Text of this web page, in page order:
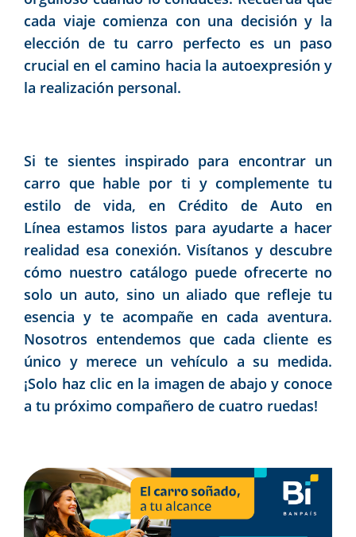
cada viaje comienza con una decisión y la
elección de tu carro perfecto es un paso
crucial en el camino hacia la autoexpresión y
la realización personal.
Si te sientes inspirado para encontrar un
carro que hable por ti y complemente tu
estilo de vida, en Crédito de Auto en
Línea estamos listos para ayudarte a hacer
realidad esa conexión. Visítanos y descubre
cómo nuestro catálogo puede ofrecerte no
solo un auto, sino un aliado que refleje tu
esencia y te acompañe en cada aventura.
Nosotros entendemos que cada cliente es
único y merece un vehículo a su medida.
¡Solo haz clic en la imagen de abajo y conoce
a tu próximo compañero de cuatro ruedas!